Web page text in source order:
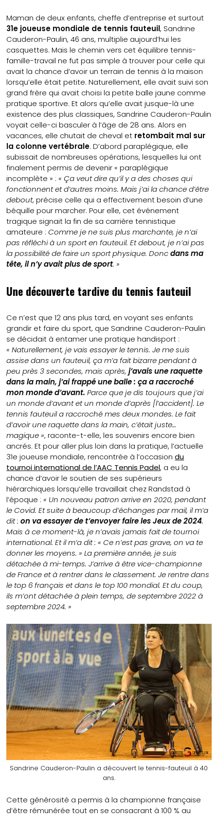
Maman de deux enfants, cheffe d’entreprise et surtout
31e joueuse mondiale de tennis fauteuil, Sandrine
Cauderon-Paulin, 46 ans, multiplie aujourd’hui les
casquettes. Mais le chemin vers cet équilibre tennis-
famille-travail ne fut pas simple à trouver pour celle qui
avait la chance d’avoir un terrain de tennis à la maison
lorsqu’elle était petite. Naturellement, elle avait suivi son
grand frère qui avait choisi la petite balle jaune comme
pratique sportive. Et alors qu’elle avait jusque-là une
existence des plus classiques, Sandrine Cauderon-Paulin
voyait celle-ci basculer à l’âge de 28 ans. Alors en
vacances, elle chutait de cheval et retombait mal sur
la colonne vertébrale. D’abord paraplégique, elle
subissait de nombreuses opérations, lesquelles lui ont
finalement permis de devenir « paraplégique
incomplète » :« Ça veut dire qu’il y a des choses qui
fonctionnent et d’autres moins. Mais j’ai la chance d’être
debout, précise celle qui a effectivement besoin d’une
béquille pour marcher. Pour elle, cet événement
tragique signait la fin de sa carrière tennistique
amateure :Comme je ne suis plus marchante, je n’ai
pas réfléchi à un sport en fauteuil. Et debout, je n’ai pas
la possibilité de faire un sport physique. Doncdans ma
tête, il n’y avait plus de sport. »
Une découverte tardive du tennis fauteuil
Ce n’est que 12 ans plus tard, en voyant ses enfants
grandir et faire du sport, que Sandrine Cauderon-Paulin
se décidait à entamer une pratique handisport :
« Naturellement, je vais essayer le tennis. Je me suis
assise dans un fauteuil, ça m’a fait bizarre pendant à
peu près 3 secondes, mais après,j’avais une raquette
dans la main, j’ai frappé une balle : ça a raccroché
mon monde d’avant.Parce que je dis toujours que j’ai
un monde d’avant et un monde d’après [l’accident]. Le
tennis fauteuil a raccroché mes deux mondes. Le fait
d’avoir une raquette dans la main, c’était juste…
magique », raconte-t-elle, les souvenirs encore bien
ancrés. Et pour aller plus loin dans la pratique, l’actuelle
31e joueuse mondiale, rencontrée à l’occasiondu
tournoi international de l’AAC Tennis Padel, a eu la
chance d’avoir le soutien de ses supérieurs
hiérarchiques lorsqu’elle travaillait chez Randstad à
l’époque :« Un nouveau patron arrive en 2020, pendant
le Covid. Et suite à beaucoup d’échanges par mail, il m’a
dit :on va essayer de t’envoyer faire les Jeux de 2024.
Mais à ce moment-là, je n’avais jamais fait de tournoi
international. Et il m’a dit : « Ce n’est pas grave, on va te
donner les moyens. » La première année, je suis
détachée à mi-temps. J’arrive à être vice-championne
de France et à rentrer dans le classement. Je rentre dans
le top 6 français et dans le top 100 mondial. Et du coup,
ils m’ont détachée à plein temps, de septembre 2022 à
septembre 2024. »
Sandrine Cauderon-Paulin a découvert le tennis-fauteuil à 40
ans.
Cette générosité a permis à la championne française
d’être rémunérée tout en se consacrant à 100 % au